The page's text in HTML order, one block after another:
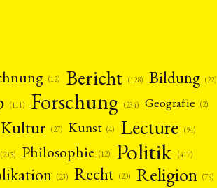
(12) Bericht (128) Bildung (22)
(111) Forschung (234) Geografie (2)
Kultur (27) Kunst (4) Lecture (94)
(235) Philosophie (12) Politik (417)
(23) Recht (20) Religion (75)